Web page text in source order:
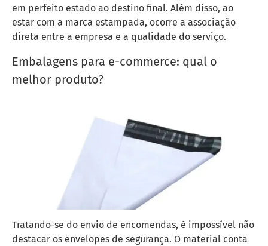
em perfeito estado ao destino final. Além disso, ao
estar com a marca estampada, ocorre a associação
direta entre a empresa e a qualidade do serviço.
Embalagens para e-commerce: qual o
melhor produto?
Tratando-se do envio de encomendas, é impossível não
destacar os envelopes de segurança. O material conta